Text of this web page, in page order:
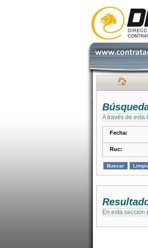
A través de
Fecha:
Ruc:
En esta sección